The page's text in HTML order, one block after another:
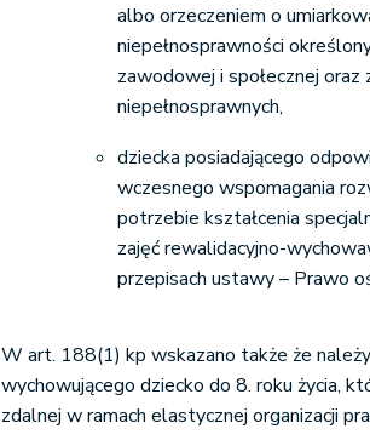
albo orzeczeniem o
niepełnosprawności
zawodowej i społecznej oraz
niepełnosprawnych,
dziecka posiadającego
wczesnego wspomagania
potrzebie kształcenia
zajęć rewalidacyjno-
przepisach ustawy – Prawo
W art. 188(1) kp wskazano także że
wychowującego dziecko do 8. roku życia,
zdalnej w ramach elastycznej organizacji